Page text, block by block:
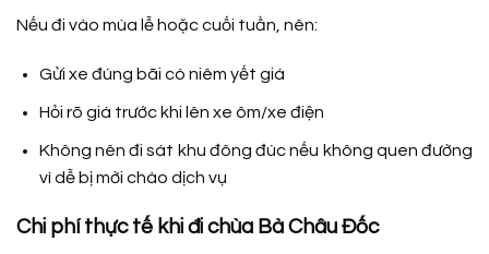
Nếu đi vào mùa lễ hoặc cuối tuần, nên:
Gửi xe đúng bãi có niêm yết giá
Hỏi rõ giá trước khi lên xe ôm/xe điện
Không nên đi sát khu đông đúc nếu không quen đường
vì dễ bị mời chào dịch vụ
Chi phí thực tế khi đi chùa Bà Châu Đốc